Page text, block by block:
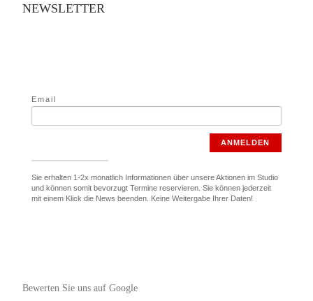
NEWSLETTER
Email
ANMELDEN
Sie erhalten 1-2x monatlich Informationen über unsere Aktionen im Studio
und können somit bevorzugt Termine reservieren. Sie können jederzeit
mit einem Klick die News beenden. Keine Weitergabe Ihrer Daten!
Bewerten Sie uns auf Google